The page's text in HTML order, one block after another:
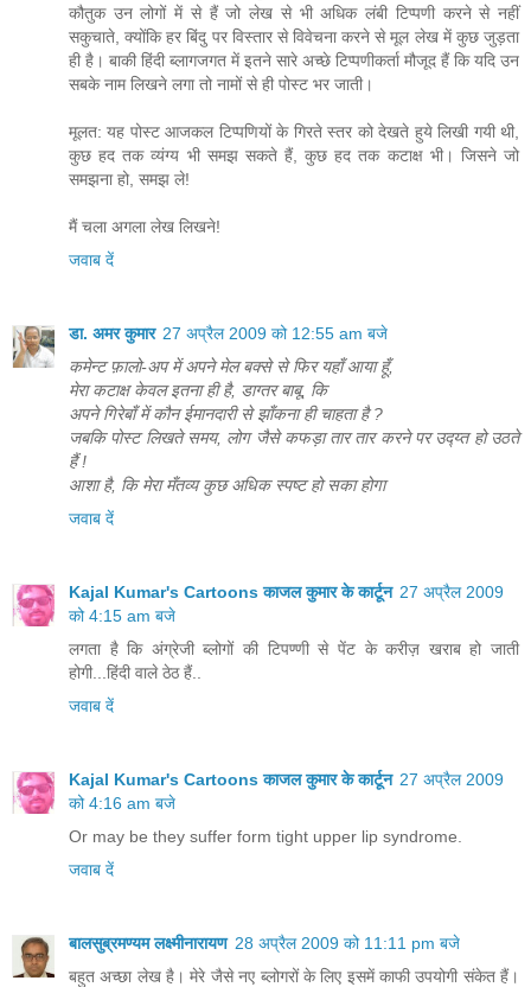
कौतुक उन लोगों में से हैं जो लेख से भी अधिक लंबी टिप्पणी करने से नहीं
सकुचाते, क्योंकि हर बिंदु पर विस्तार से विवेचना करने से मूल लेख में कुछ जुड़ता
ही है। बाकी हिंदी ब्लागजगत में इतने सारे अच्छे टिप्पणीकर्ता मौजूद हैं कि यदि उन
सबके नाम लिखने लगा तो नामों से ही पोस्ट भर जाती।
मूलत: यह पोस्ट आजकल टिप्पणियों के गिरते स्तर को देखते हुये लिखी गयी थी,
कुछ हद तक व्यंग्य भी समझ सकते हैं, कुछ हद तक कटाक्ष भी। जिसने जो
समझना हो, समझ ले!
मैं चला अगला लेख लिखने!
जवाब दें
डा. अमर कुमार 27 अप्रैल 2009 को 12:55 am बजे
कमेन्ट फ़ालो-अप में अपने मेल बक्से से फिर यहाँ आया हूँ,
मेरा कटाक्ष केवल इतना ही है, डाग्तर बाबू, कि
अपने गिरेबाँ में कौन ईमानदारी से झाँकना ही चाहता है ?
जबकि पोस्ट लिखते समय, लोग जैसे कफड़ा तार तार करने पर उद्य्त हो उठते
हैं !
आशा है, कि मेरा मँतव्य कुछ अधिक स्पष्ट हो सका होगा
जवाब दें
Kajal Kumar's Cartoons काजल कुमार के कार्टून 27 अप्रैल 2009
को 4:15 am बजे
लगता है कि अंग्रेजी ब्लोगों की टिपण्णी से पेंट के करीज़ खराब हो जाती
होगी...हिंदी वाले ठेठ हैं..
जवाब दें
Kajal Kumar's Cartoons काजल कुमार के कार्टून 27 अप्रैल 2009
को 4:16 am बजे
Or may be they suffer form tight upper lip syndrome.
जवाब दें
बालसुब्रमण्यम लक्ष्मीनारायण 28 अप्रैल 2009 को 11:11 pm बजे
बहुत अच्छा लेख है। मेरे जैसे नए ब्लोगरों के लिए इसमें काफी उपयोगी संकेत हैं।